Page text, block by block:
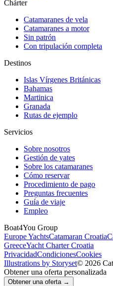
Chárter
Catamaranes de vela
Catamaranes a motor
Sin patrón
Con tripulación completa
Destinos
Islas Vírgenes Británicas
Bahamas
Martinica
Granada
Rutas de ejemplo
Servicios
Sobre nosotros
Gestión de yates
Sobre los catamaranes
Cómo reservar
Procedimiento de pago
Preguntas frecuentes
Guía de viaje
Empleo
Boat4You Group
Europe YachtsCatamaran Croatia
GreeceYacht Charter Croatia
PrivacidadCondicionesCookies
Illustrations by Storyset© 2026
Obtener una oferta personalizada
Obtener una oferta →